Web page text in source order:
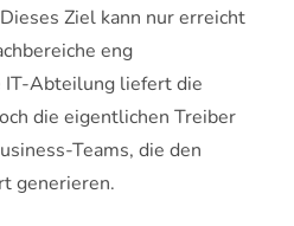
Ziel kann nur erreicht
eng
IT-Abteilung liefert die
die eigentlichen Treiber
Teams, die den
generieren.